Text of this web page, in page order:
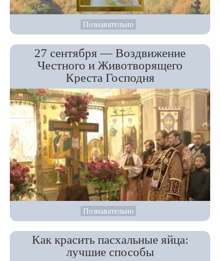
Познавательно
27 сентября — Воздвижение
Честного и Животворящего
Креста Господня
Познавательно
Как красить пасхальные яйца:
лучшие способы